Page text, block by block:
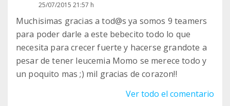
25/07/2015 21:57 h
Muchisimas gracias a tod@s ya somos 9 teamers
para poder darle a este bebecito todo lo que
necesita para crecer fuerte y hacerse grandote a
pesar de tener leucemia Momo se merece todo y
un poquito mas ;) mil gracias de corazon!!
Ver todo el comentario